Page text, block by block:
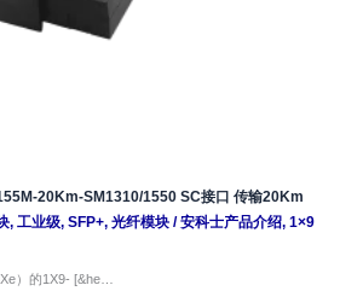
20Km-SM1310/1550 SC接口 传输20Km
, 工业级, SFP+, 光纤模块/安科士产品介绍, 1×9
）的1X9- [&he…